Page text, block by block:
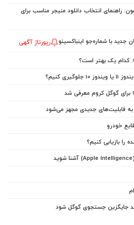
راهنمای انتخاب دانلود منیجر مناسب برای
جدید با شماره‌جو اینباکسینو رپورتاژ آگهی
کنیم؟
قابلیت‌های جدیدی مجهز می‌شود
خودرو
بازیابی کنیم؟
جایگزین جستجوی گوگل شود